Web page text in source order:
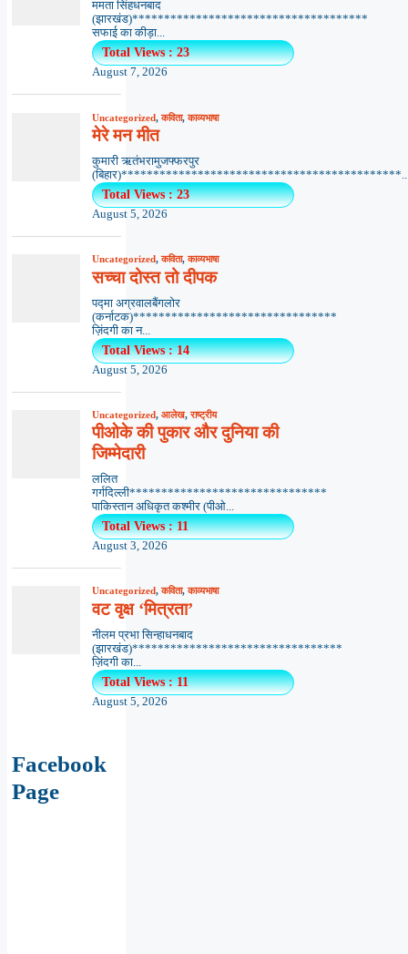
ममता सिंहधनबाद
(झारखंड)*************************************
सफाई का कीड़ा...
Total Views : 23
August 7, 2026
Uncategorized,कविता,काव्यभाषा
मेरे मन मीत
कुमारी ऋतंभरामुजफ्फरपुर
Total Views : 23
August 5, 2026
Uncategorized,कविता,काव्यभाषा
सच्चा दोस्त तो दीपक
पद्मा अग्रवालबैंगलोर
(कर्नाटक)********************************
ज़िंदगी का न...
Total Views : 14
August 5, 2026
Uncategorized, आलेख,राष्ट्रीय
पीओके की पुकार और दुनिया की
जिम्मेदारी
ललित
गर्गदिल्ली*******************************
पाकिस्तान अधिकृत कश्मीर (पीओ...
Total Views : 11
August 3, 2026
Uncategorized,कविता,काव्यभाषा
वट वृक्ष ‘मित्रता’
नीलम प्रभा सिन्हाधनबाद
(झारखंड)*********************************
ज़िंदगी का...
Total Views : 11
August 5, 2026
Facebook
Page